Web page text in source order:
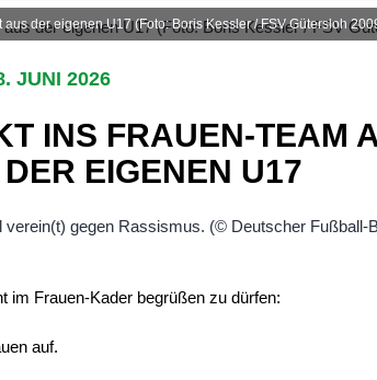
der eigenen U17 (Foto: Boris Kessler / FSV Gütersloh
JUNI 2026
INS FRAUEN‑TEAM
EIGENEN U17
Frauen‑Kader begrüßen zu dürfen:
auf.